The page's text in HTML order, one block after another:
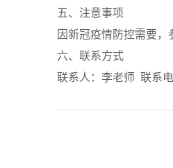
五、注意事项
因新冠疫情防控需要，
六、联系方式
联系人：李老师 联系电